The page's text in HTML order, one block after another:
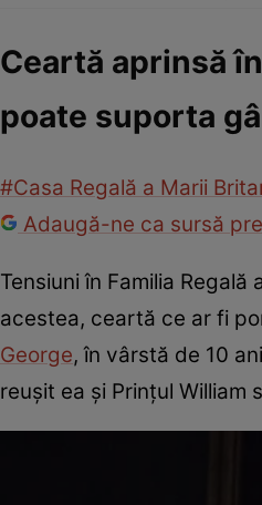
Ceartă aprinsă
poate suporta
#Casa Regală a Marii
Adaugă-ne ca sursă
Tensiuni în Familia
acestea, ceartă ce ar fi
George, în vârstă de 10
reușit ea și Prințul William